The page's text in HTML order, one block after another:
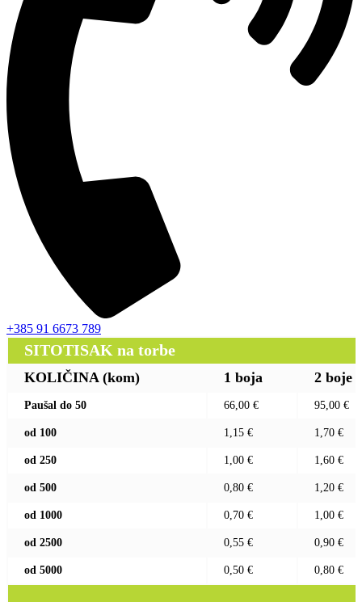
+385 91 6673 789
SITOTISAK na torbe
KOLIČINA (kom) 1 boja 2 boje
Paušal do 50 66,00 € 95,00 €
od 100 1,15 € 1,70 €
od 250 1,00 € 1,60 €
od 500 0,80 € 1,20 €
od 1000 0,70 € 1,00 €
od 2500 0,55 € 0,90 €
od 5000 0,50 € 0,80 €